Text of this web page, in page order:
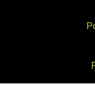
© Cosas de